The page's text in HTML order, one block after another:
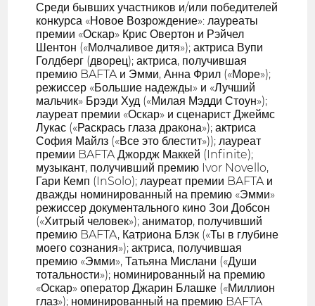
Среди бывших участников и/или победителей
конкурса «Новое Возрождение»: лауреаты
премии «Оскар» Крис Овертон и Рэйчел
Шентон («Молчаливое дитя»); актриса Вупи
Голдберг (дворец); актриса, получившая
премию BAFTA и Эмми, Анна Фрил («Море»);
режиссер «Большие надежды» и «Лучший
мальчик» Брэди Худ («Милая Мэдди Стоун»);
лауреат премии «Оскар» и сценарист Джеймс
Лукас («Раскрась глаза дракона»); актриса
София Майлз («Все это блестит»)); лауреат
премии BAFTA Джордж Маккей (Infinite);
музыкант, получивший премию Ivor Novello,
Гари Кемп (InSolo); лауреат премии BAFTA и
дважды номинированный на премию «Эмми»
режиссер документального кино Зои Добсон
(«Хитрый человек»); аниматор, получивший
премию BAFTA, Катриона Блэк («Ты в глубине
моего сознания»); актриса, получившая
премию «Эмми», Татьяна Мислани («Души
тотальности»); номинированный на премию
«Оскар» оператор Джарин Блашке («Миллион
глаз»); номинированный на премию BAFTA